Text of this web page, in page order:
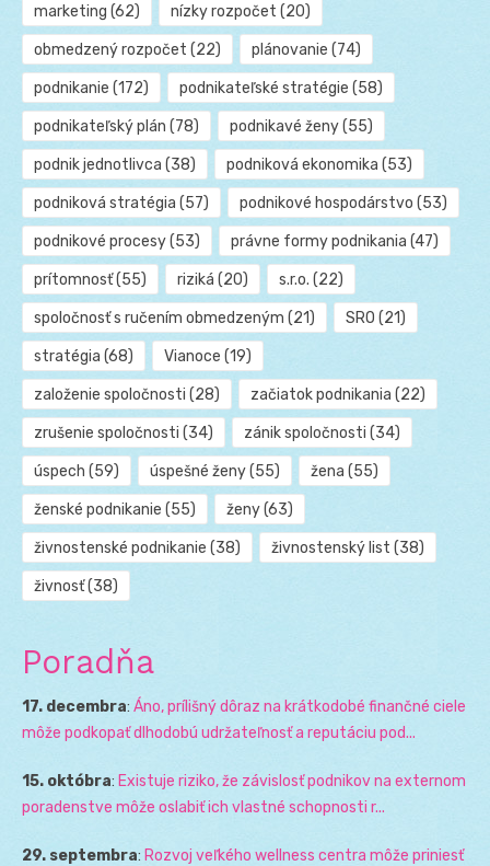
marketing (62) nízky rozpočet (20)
obmedzený rozpočet (22) plánovanie (74)
podnikanie (172) podnikateľské stratégie (58)
podnikateľský plán (78) podnikavé ženy(55)
podnik jednotlivca (38) podniková ekonomika (53)
podniková stratégia (57) podnikové hospodárstvo (53)
podnikové procesy(53) právne formy podnikania (47)
prítomnosť(55) riziká (20) s.r.o. (22)
spoločnosť s ručením obmedzeným (21) SRO (21)
stratégia (68) Vianoce (19)
založenie spoločnosti (28) začiatok podnikania (22)
zrušenie spoločnosti (34) zánik spoločnosti (34)
úspech (59) úspešné ženy(55) žena (55)
ženské podnikanie (55) ženy(63)
živnostenské podnikanie (38) živnostenský list (38)
živnosť(38)
Poradňa
17. decembra: Áno, prílišný dôraz na krátkodobé finančné ciele
môže podkopať dlhodobú udržateľnosť a reputáciu pod...
15. októbra: Existuje riziko, že závislosť podnikov na externom
poradenstve môže oslabiť ich vlastné schopnosti r...
29. septembra: Rozvoj veľkého wellness centra môže priniesť